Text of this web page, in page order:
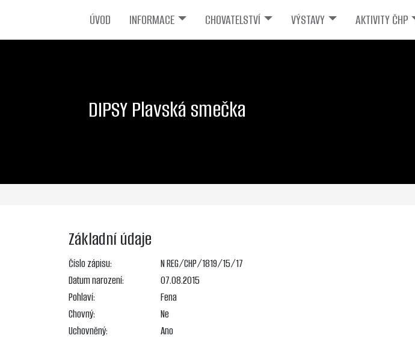
ÚVOD INFORMACE CHOVATELSTVÍ VÝSTAVY AKTIVITY ČHP
DIPSY Plavská smečka
Základní údaje
Číslo zápisu:
N REG/CHP/1819/15/17
Datum narození:
07.08.2015
Pohlaví:
Fena
Chovný:
Ne
Uchovněný:
Ano